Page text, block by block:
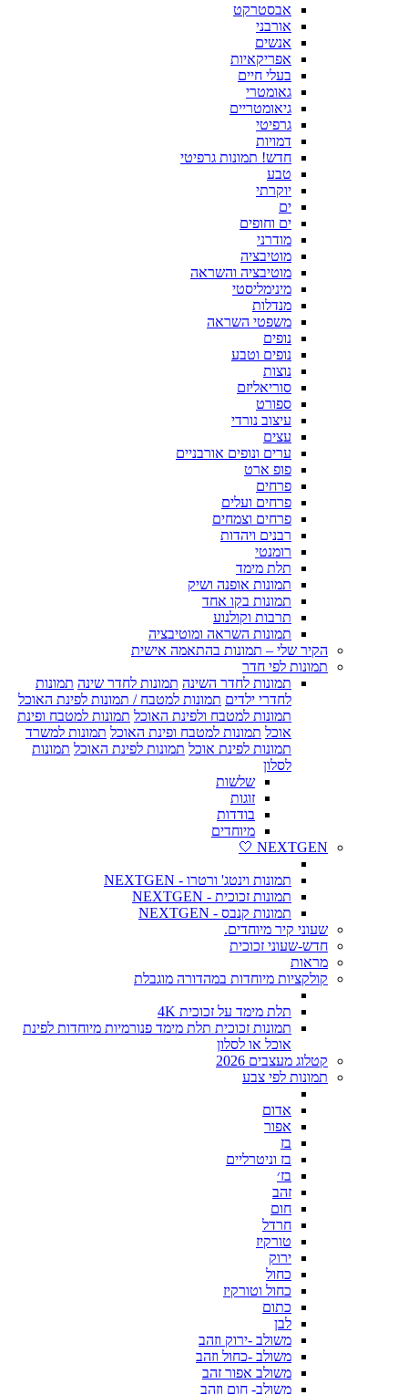
אבסטרקט
אורבני
אנשים
אפריקאיות
בעלי חיים
גאומטרי
גיאומטריים
גרפיטי
דמויות
חדש! תמונות גרפיטי
טבע
יוקרתי
ים
ים וחופים
מודרני
מוטיבציה
מוטיבציה והשראה
מינימליסטי
מנדלות
משפטי השראה
נופים
נופים וטבע
נוצות
סוריאליזם
ספורט
עיצוב נורדי
עצים
ערים ונופים אורבניים
פופ ארט
פרחים
פרחים ועלים
פרחים וצמחים
רבנים ויהדות
רומנטי
תלת מימד
תמונות אופנה ושיק
תמונות בקו אחד
תרבות וקולנוע
תמונות השראה ומוטיבציה
הקיר שלי – תמונות בהתאמה אישית
תמונות לפי חדר
תמונות לחדר השינה תמונות לחדר שינה תמונות
לחדרי ילדים תמונות למטבח / תמונות לפינת האוכל
תמונות למטבח ולפינת האוכל תמונות למטבח ופינת
אוכל תמונות למטבח ופינת האוכל תמונות למשרד
תמונות לפינת אוכל תמונות לפינת האוכל תמונות
לסלון
שלשות
זוגות
בודדות
מיוחדים
NEXTGEN 🤍
תמונות וינטג' ורטרו - NEXTGEN
תמונות זכוכית - NEXTGEN
תמונות קנבס - NEXTGEN
שעוני קיר מיוחדים.
חדש-שעוני זכוכית
מראות
קולקציות מיוחדות במהדורה מוגבלת
תלת מימד על זכוכית 4K
תמונות זכוכית תלת מימד פנורמיות מיוחדות לפינת
אוכל או לסלון
קטלוג מעצבים 2026
תמונות לפי צבע
אדום
אפור
בז
בז וניטרליים
בז׳
זהב
חום
חרדל
טורקיז
ירוק
כחול
כחול וטורקיז
כתום
לבן
משולב -ירוק וזהב
משולב -כחול וזהב
משולב אפור זהב
משולב- חום וזהב